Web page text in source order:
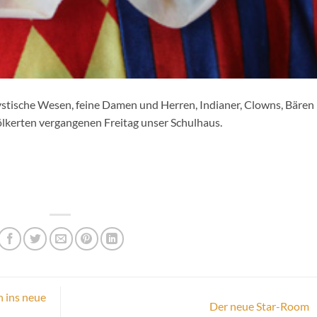
Wesen, feine Damen und Herren, Indianer, Clowns, Bären
vergangenen Freitag unser Schulhaus.
ins neue
Der neue Star-Room